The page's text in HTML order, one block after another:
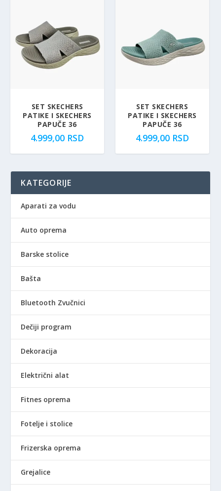
SET SKECHERS
PATIKE I SKECHERS
PAPUČE 36
4.999,00 RSD
SET SKECHERS
PATIKE I SKECHERS
PAPUČE 36
4.999,00 RSD
KATEGORIJE
Aparati za vodu
Auto oprema
Barske stolice
Bašta
Bluetooth Zvučnici
Dečiji program
Dekoracija
Električni alat
Fitnes oprema
Fotelje i stolice
Frizerska oprema
Grejalice